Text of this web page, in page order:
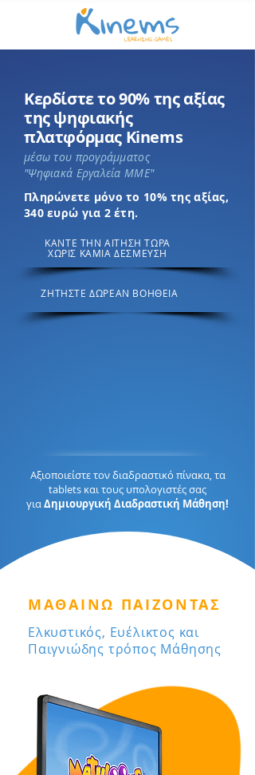
Κερδίστε το 90% της αξίας
της ψηφιακής
πλατφόρμας Kinems
μέσω του προγράμματος
"Ψηφιακά Εργαλεία ΜΜΕ"
Πληρώνετε μόνο το 10% της αξίας,
340 ευρώ για 2 έτη.
ΚΑΝΤΕ ΤΗΝ ΑΙΤΗΣΗ ΤΩΡΑ
ΧΩΡΙΣ ΚΑΜΙΑ ΔΕΣΜΕΥΣΗ
ΖΗΤΗΣΤΕ ΔΩΡΕΑΝ ΒΟΗΘΕΙΑ
Αξιοποιείστε τον διαδραστικό πίνακα, τα
tablets και τους υπολογιστές σας
γιαΔημιουργική Διαδραστική Μάθηση!
ΜΑΘΑΙΝΩ ΠΑΙΖΟΝΤΑΣ
Ελκυστικός, Ευέλικτος και
Παιγνιώδης τρόπος Μάθησης